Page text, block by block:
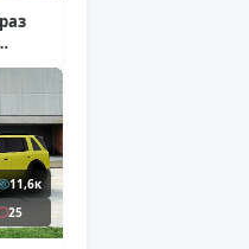
11,6к
25